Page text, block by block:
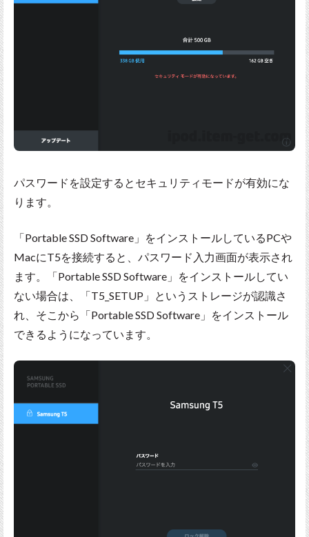
パスワードを設定するとセキュリティモードが有効にな
ります。
「Portable SSD Software」をインストールしているPCや
MacにT5を接続すると、パスワード入力画面が表示され
ます。「Portable SSD Software」をインストールしてい
ない場合は、「T5_SETUP」というストレージが認識さ
れ、そこから「Portable SSD Software」をインストール
できるようになっています。